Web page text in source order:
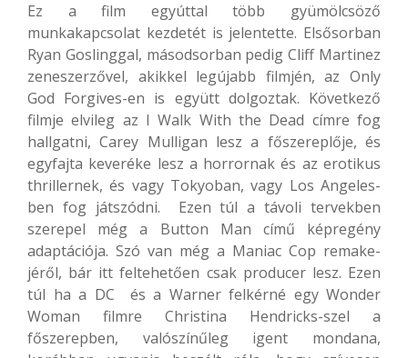
Ez a film egyúttal több gyümölcsöző
munkakapcsolat kezdetét is jelentette. Elsősorban
Ryan Goslinggal, másodsorban pedig Cliff Martinez
zeneszerzővel, akikkel legújabb filmjén, az Only
God Forgives-en is együtt dolgoztak. Következő
filmje elvileg az I Walk With the Dead címre fog
hallgatni, Carey Mulligan lesz a főszereplője, és
egyfajta keveréke lesz a horrornak és az erotikus
thrillernek, és vagy Tokyoban, vagy Los Angeles-
ben fog játszódni. Ezen túl a távoli tervekben
szerepel még a Button Man című képregény
adaptációja. Szó van még a Maniac Cop remake-
jéről, bár itt feltehetően csak producer lesz. Ezen
túl ha a DC és a Warner felkérné egy Wonder
Woman filmre Christina Hendricks-szel a
főszerepben, valószínűleg igent mondana,